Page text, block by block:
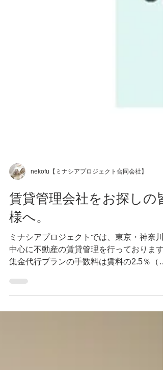
nekofu【ミナシアプロジェクト合同会社】
賃貸管理会社をお探しの皆
様へ。
ミナシアプロジェクトでは、東京・神奈川
集金代行プランの手数料は賃料の2.5％（下
限3,000円）で承っております。 管理会社